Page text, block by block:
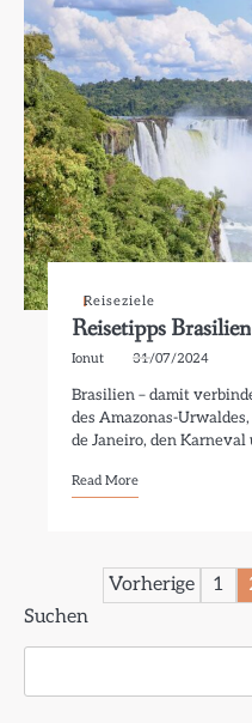
Reiseziele
Reisetipps Brasilien
Ionut 31/07/2024
Brasilien – damit
des Amazonas-
de Janeiro, den
Read More
Vorherige 1
Suchen